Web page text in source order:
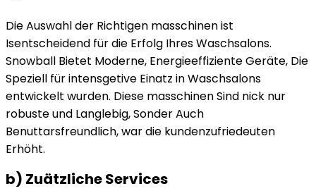
Die Auswahl der Richtigen masschinen ist
Isentscheidend für die Erfolg Ihres Waschsalons.
Snowball Bietet Moderne, Energieeffiziente Geräte, Die
Speziell für intensgetive Einatz in Waschsalons
entwickelt wurden. Diese masschinen Sind nick nur
robuste und Langlebig, Sonder Auch
Benuttarsfreundlich, war die kundenzufriedeuten
Erhöht.
b) Zuätzliche Services